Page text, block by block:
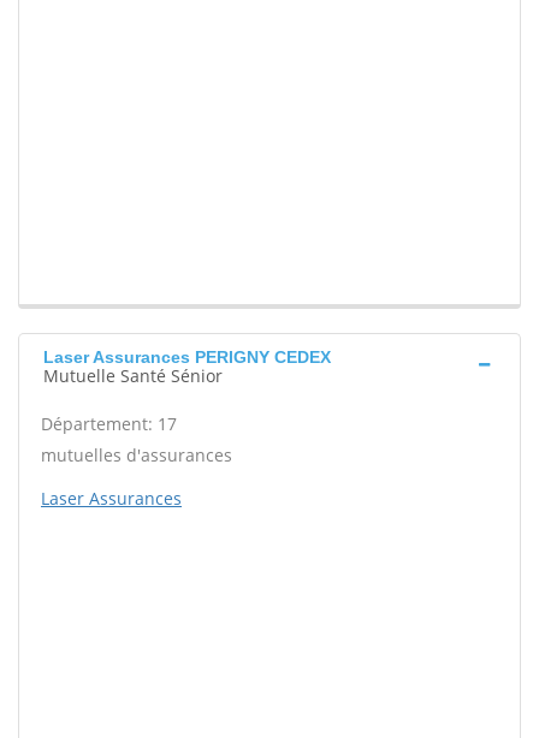
Laser Assurances PERIGNY CEDEX
Mutuelle Santé Sénior
Département: 17
mutuelles d'assurances
Laser Assurances